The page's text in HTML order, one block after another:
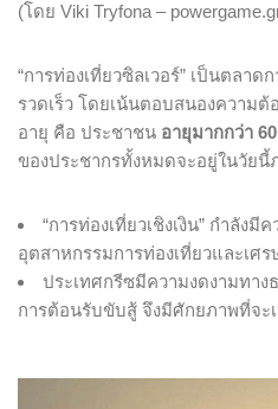
(โดย Viki Tryfona –
“การท่องเที่ยวซิลเวอร์” เป็นตลาด
รวดเร็ว โดยเน้นตอบสนองความต้
อายุ คือ ประชาชน อายุมากกว่า
ของประชากรทั้งหมดจะอยู่ในวัยนี้
“การท่องเที่ยวเชิงเงิน” กำลัง
อุตสาหกรรมการท่องเที่ยวและเศร
ประเทศกรีซมีความงดงามทา
การต้อนรับขับสู้ จึงมีศักยภาพที่จะ